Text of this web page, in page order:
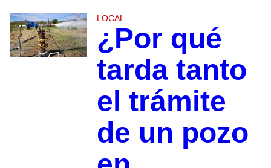
LOCAL
¿Por qué
tarda tanto
el trámite
de un pozo